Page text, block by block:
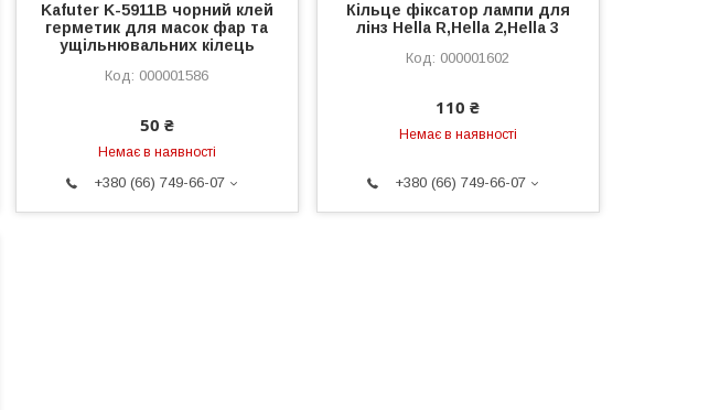
Kafuter K-5911B чорний клей
герметик для масок фар та
ущільнювальних кілець
000001586
50 ₴
Немає в наявності
+380 (66) 749-66-07
Кільце фіксатор лампи для
лінз Hella R,Hella 2,Hella 3
000001602
110 ₴
Немає в наявності
+380 (66) 749-66-07